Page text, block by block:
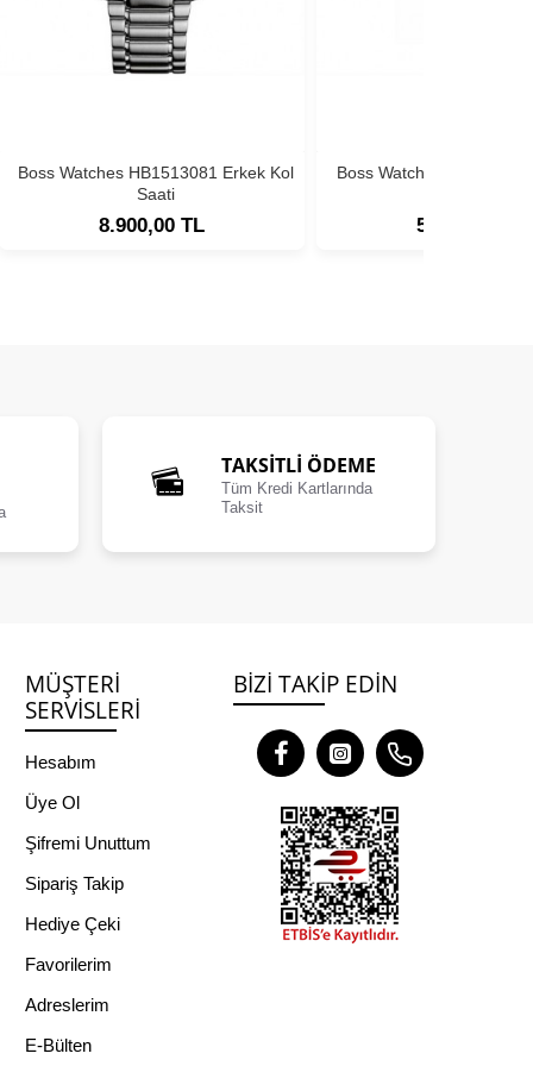
Boss Watches HB1513081 Erkek Kol
Saati
8.900,00 TL
Boss Watches
5.900,00 TL
TAKSİTLİ ÖDEME
Tüm Kredi Kartlarında
Taksit
MÜŞTERI
SERVISLERI
Hesabım
Üye Ol
Şifremi Unuttum
Sipariş Takip
Hediye Çeki
Favorilerim
Adreslerim
E-Bülten
BIZI TAKIP EDIN